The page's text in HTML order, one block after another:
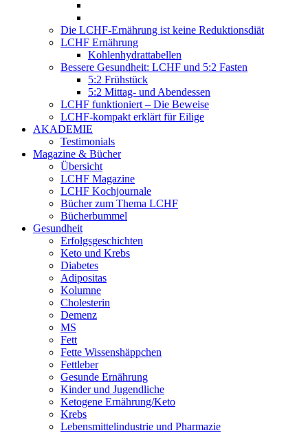
Die LCHF-Ernährung ist keine Reduktionsdiät
LCHF Ernährung
Kohlenhydrattabellen
Bessere Gesundheit: LCHF und 5:2 Fasten
5:2 Frühstück
5:2 Mittag- und Abendessen
LCHF funktioniert – Die Beweise
LCHF-kompakt erklärt für Eilige
AKADEMIE
Testimonials
Magazine & Bücher
Übersicht
LCHF Magazine
LCHF Kochjournale
Bücher zum Thema LCHF
Bücherbummel
Gesundheit
Erfolgsgeschichten
Keto und Krebs
Diabetes
Adipositas
Kolumne
Cholesterin
Demenz
MS
Fett
Fette Wissenshäppchen
Fettleber
Gesunde Ernährung
Kinder und Jugendliche
Ketogene Ernährung/Keto
Krebs
Lebensmittelindustrie und Pharmazie